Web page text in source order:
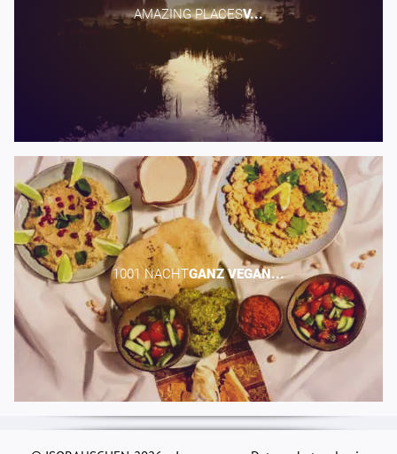
AMAZING PLACES​V...
1001 NACHT​GANZ VEGAN...